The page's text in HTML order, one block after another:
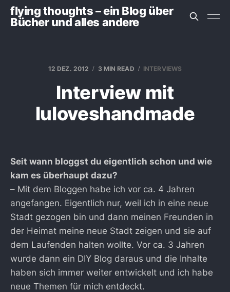
flying thoughts – ein Blog über
Bücher und alles andere
12 DEZ. 2012 3 MIN READ INTERVIEWS
Interview mit
luloveshandmade
Seit wann bloggst du eigentlich schon und wie
kam es überhaupt dazu?
– Mit dem Bloggen habe ich vor ca. 4 Jahren
angefangen. Eigentlich nur, weil ich in eine neue
Stadt gezogen bin und dann meinen Freunden in
der Heimat meine neue Stadt zeigen und sie auf
dem Laufenden halten wollte. Vor ca. 3 Jahren
wurde dann ein DIY Blog daraus und die Inhalte
haben sich immer weiter entwickelt und ich habe
neue Themen für mich entdeckt.